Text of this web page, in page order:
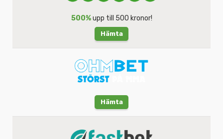
500%upp till 500 kronor!
Hämta
Hämta